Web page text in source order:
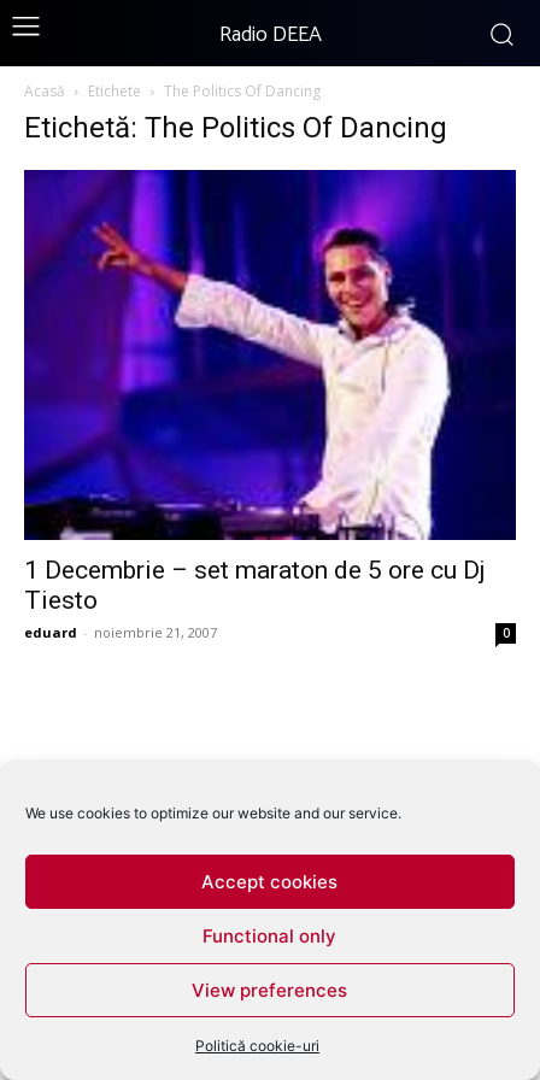
We use cookies to optimize our website and our service.
Accept cookies
Functional only
View preferences
Politică cookie-uri
Radio DEEA
Acasă Etichete The Politics Of Dancing
Etichetă: The Politics Of Dancing
1 Decembrie – set maraton de 5 ore cu Dj
Tiesto
eduard - noiembrie 21, 2007 0